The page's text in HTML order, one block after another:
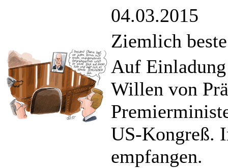
04.03.2015
Ziemlich
Auf Einladung
Willen von
US-Kongreß.
empfangen.